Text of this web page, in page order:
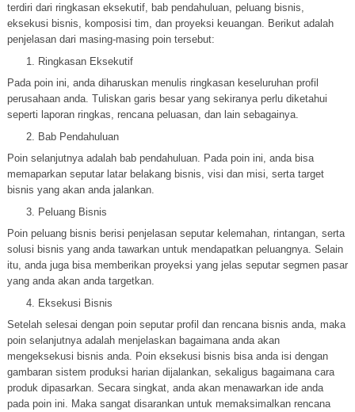
terdiri dari ringkasan eksekutif, bab pendahuluan, peluang bisnis,
eksekusi bisnis, komposisi tim, dan proyeksi keuangan. Berikut adalah
penjelasan dari masing-masing poin tersebut:
Ringkasan Eksekutif
Pada poin ini, anda diharuskan menulis ringkasan keseluruhan profil
perusahaan anda. Tuliskan garis besar yang sekiranya perlu diketahui
seperti laporan ringkas, rencana peluasan, dan lain sebagainya.
Bab Pendahuluan
Poin selanjutnya adalah bab pendahuluan. Pada poin ini, anda bisa
memaparkan seputar latar belakang bisnis, visi dan misi, serta target
bisnis yang akan anda jalankan.
Peluang Bisnis
Poin peluang bisnis berisi penjelasan seputar kelemahan, rintangan, serta
solusi bisnis yang anda tawarkan untuk mendapatkan peluangnya. Selain
itu, anda juga bisa memberikan proyeksi yang jelas seputar segmen pasar
yang anda akan anda targetkan.
Eksekusi Bisnis
Setelah selesai dengan poin seputar profil dan rencana bisnis anda, maka
poin selanjutnya adalah menjelaskan bagaimana anda akan
mengeksekusi bisnis anda. Poin eksekusi bisnis bisa anda isi dengan
gambaran sistem produksi harian dijalankan, sekaligus bagaimana cara
produk dipasarkan. Secara singkat, anda akan menawarkan ide anda
pada poin ini. Maka sangat disarankan untuk memaksimalkan rencana